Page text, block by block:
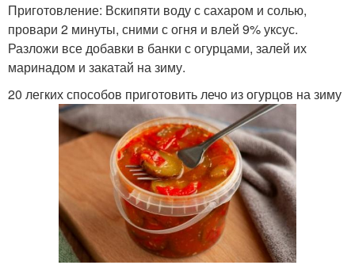
Приготовление: Вскипяти воду с сахаром и солью,
провари 2 минуты, сними с огня и влей 9% уксус.
Разложи все добавки в банки с огурцами, залей их
маринадом и закатай на зиму.
20 легких способов приготовить лечо из огурцов на зиму